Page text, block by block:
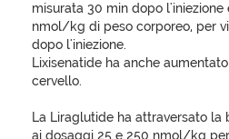
misurata 30 min dopo l'iniezione
nmol/kg di peso corporeo, per
dopo l'iniezione.
Lixisenatide ha anche
cervello.
La Liraglutide ha attraversato la
ai dosaggi 25 e 250 nmol/kg